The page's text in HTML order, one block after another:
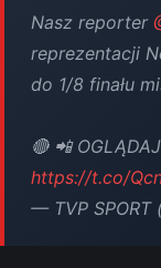
Nasz reporter
reprezentacji
do 1/8 finału
🔴 📲
https://t.co/
— TVP SPORT